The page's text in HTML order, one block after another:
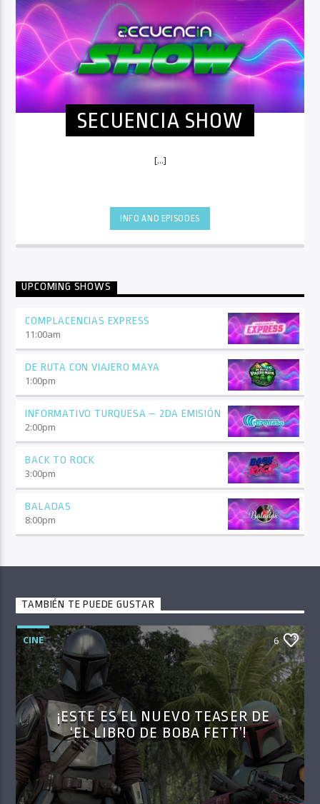
SECUENCIA SHOW
[...]
INFO AND EPISODES
UPCOMING SHOWS
COMPLACENCIAS EXPRESS
11:00am
DE RUTA CON VIAJERO MAYA
1:00pm
INFORMATIVO TURQUESA – 2DA EMISIÓN
2:00pm
BACK TO ROCK
3:00pm
BALADAS
8:00pm
TAMBIÉN TE PUEDE GUSTAR
CINE 6
¡ESTE ES EL NUEVO TEASER DE
‘EL LIBRO DE BOBA FETT’!